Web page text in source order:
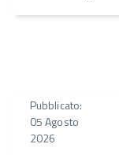
Pubblicato:
05 Agosto
2026